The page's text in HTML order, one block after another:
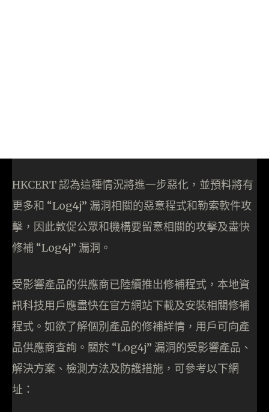
HKCERT 認為這種情況將進一步惡化，並預料將有
更多和 “Log4j” 漏洞相關的惡意程式和勒索軟件攻
擊，因此敦促公眾和機構要留意相關的攻擊及盡快
修補 “Log4j” 漏洞。
受影響產品的供應商已陸續推出修補程式，本地資
訊科技用戶應盡快在官方網站下載及安裝相關修補
程式。如欲了解個別產品的修補詳情，用戶可向產
品供應商查詢。關於 “Log4j” 漏洞的受影響產品、
解決方案、檢測方法及防護措施，可參考以下網
址：